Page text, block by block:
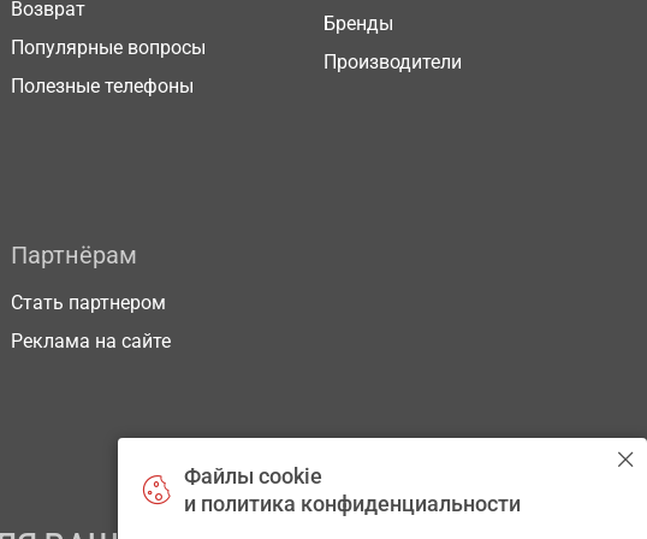
Возврат
Популярные вопросы
Полезные телефоны
Бренды
Производители
Партнёрам
Стать партнером
Реклама на сайте
Файлы cookie
и политика конфиденциальности